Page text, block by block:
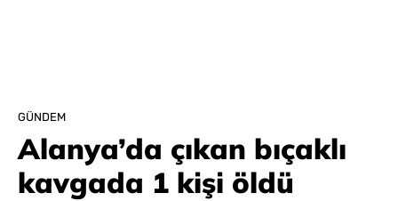
GÜNDEM
Alanya’da çıkan bıçaklı
kavgada 1 kişi öldü